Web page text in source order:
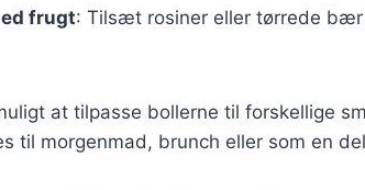
frugt: Tilsæt rosiner eller tørrede bær
at tilpasse bollerne til forskellige
til morgenmad, brunch eller som en